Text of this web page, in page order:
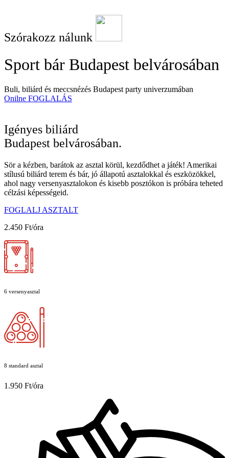
Szórakozz nálunk
Sport bár Budapest belvárosában
Buli, biliárd és meccsnézés Budapest party univerzumában
Onilne FOGLALÁS
Igényes biliárd
Budapest belvárosában.
Sör a kézben, barátok az asztal körül, kezdődhet a játék! Amerikai
stílusú biliárd terem és bár, jó állapotú asztalokkal és eszközökkel,
ahol nagy versenyasztalokon és kisebb posztókon is próbára teheted
célzási képességeid.
FOGLALJ ASZTALT
2.450 Ft/óra
6 versenyasztal
8 standard asztal
1.950 Ft/óra